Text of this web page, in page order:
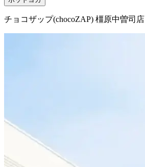
チョコザップ(chocoZAP) 橿原中曽司店